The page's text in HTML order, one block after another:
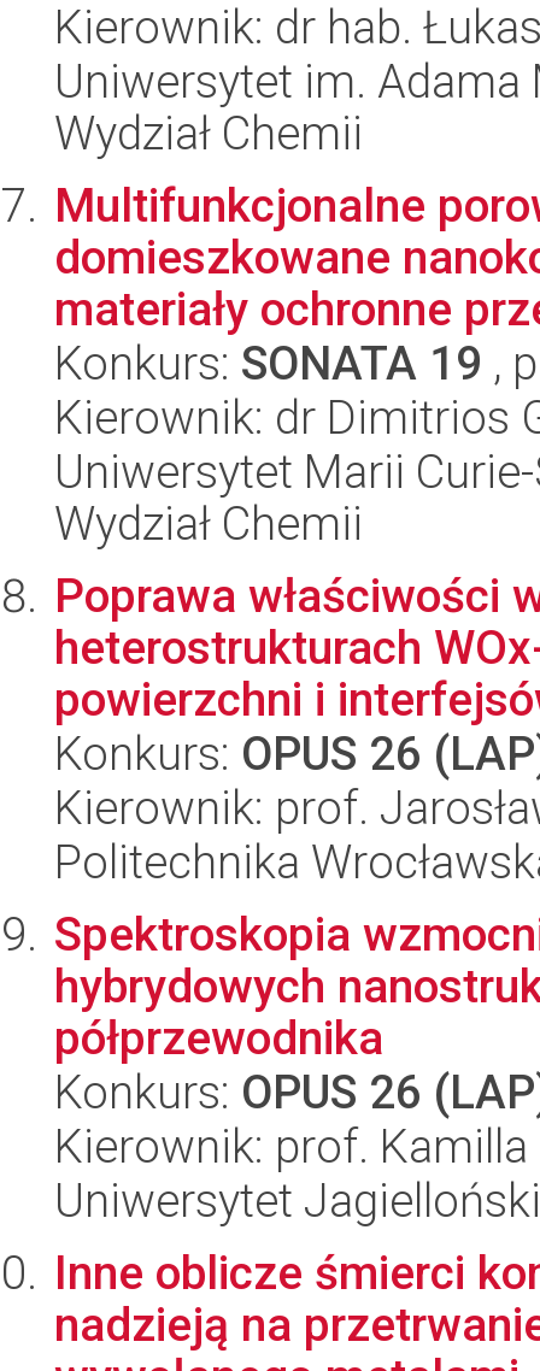
Kierownik: dr hab.
Uniwersytet im.
Wydział Chemii
Multifunkcjonalne
domieszkowane
materiały ochronne
Konkurs: SONATA 19 ,
Kierownik: dr Dimitrios
Uniwersytet Marii
Wydział Chemii
Poprawa właściwości
heterostrukturach
powierzchni i
Konkurs: OPUS 26
Kierownik: prof.
Politechnika
Spektroskopia
hybrydowych
półprzewodnika
Konkurs: OPUS 26
Kierownik: prof. Kamilla
Uniwersytet
Inne oblicze śmierci
nadzieją na